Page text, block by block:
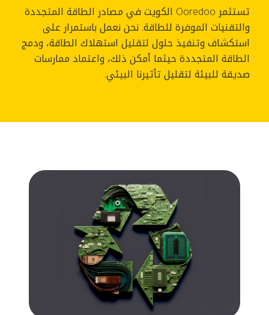
تستثمر Ooredoo الكويت في مصادر الطاقة المتجددة
والتقنيات الموفرة للطاقة. نحن نعمل باستمرار على
استكشاف وتنفيذ حلول لتقليل استهلاك الطاقة، ودمج
الطاقة المتجددة حيثما أمكن ذلك، واعتماد ممارسات
صديقة للبيئة لتقليل تأثيرنا البيئي.